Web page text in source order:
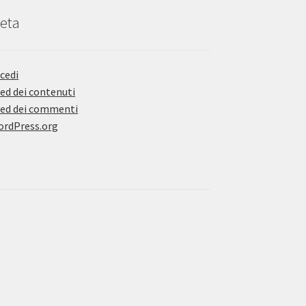
dei contenuti
dei commenti